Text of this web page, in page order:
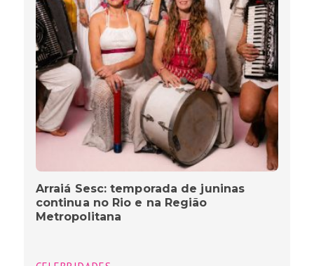
Arraiá Sesc: temporada de juninas
continua no Rio e na Região
Metropolitana